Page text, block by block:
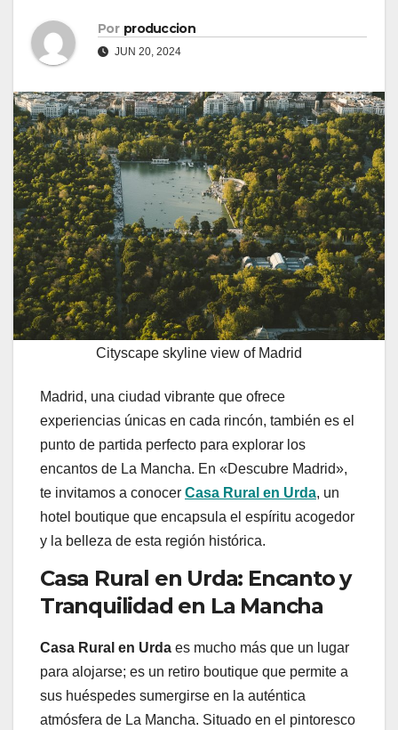
Por produccion
JUN 20, 2024
Cityscape skyline view of Madrid
Madrid, una ciudad vibrante que ofrece
experiencias únicas en cada rincón, también es el
punto de partida perfecto para explorar los
encantos de La Mancha. En «Descubre Madrid»,
te invitamos a conocer Casa Rural en Urda, un
hotel boutique que encapsula el espíritu acogedor
y la belleza de esta región histórica.
Casa Rural en Urda: Encanto y
Tranquilidad en La Mancha
Casa Rural en Urda es mucho más que un lugar
para alojarse; es un retiro boutique que permite a
sus huéspedes sumergirse en la auténtica
atmósfera de La Mancha. Situado en el pintoresco